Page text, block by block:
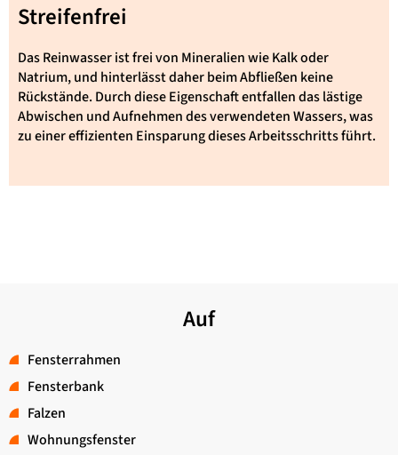
Streifenfrei
Das Reinwasser ist frei von Mineralien wie Kalk oder
Natrium, und hinterlässt daher beim Abfließen keine
Rückstände. Durch diese Eigenschaft entfallen das lästige
Abwischen und Aufnehmen des verwendeten Wassers, was
zu einer effizienten Einsparung dieses Arbeitsschritts führt.
Auf
Fensterrahmen
Fensterbank
Falzen
Wohnungsfenster